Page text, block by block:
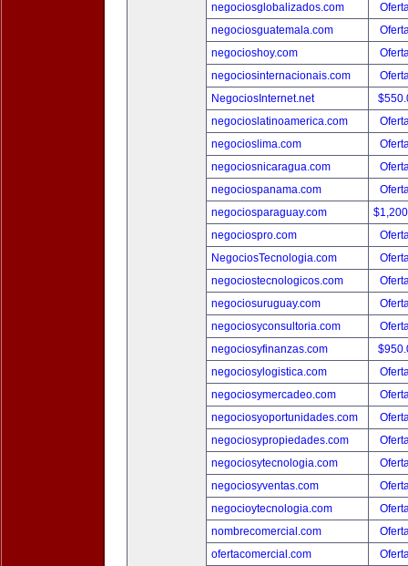
negociosglobalizados.com
negociosguatemala.com
negocioshoy.com
negociosinternacionais.com
NegociosInternet.net
negocioslatinoamerica.com
negocioslima.com
negociosnicaragua.com
negociospanama.com
negociosparaguay.com
negociospro.com
NegociosTecnologia.com
negociostecnologicos.com
negociosuruguay.com
negociosyconsultoria.com
negociosyfinanzas.com
negociosylogistica.com
negociosymercadeo.com
negociosyoportunidades.com
negociosypropiedades.com
negociosytecnologia.com
negociosyventas.com
negocioytecnologia.com
nombrecomercial.com
ofertacomercial.com